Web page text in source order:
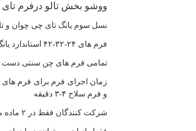
ووشو بخش تالو درفرم
نسل سوم یانگ تای چی چوان و
فرم های ۲۴-۳۲-۴۲ استاندارد یانگ و فرم های ۳۲-۴۲ جین
تمامی فرم های چن سنتی دست و
و فرم سلاح ۴-۳ دقیقه
شرکت کنندگان فقط در ۲ ماده می توانند شرکت کنند (یک فرم بدون سلاح ویک فرم باسلاح)